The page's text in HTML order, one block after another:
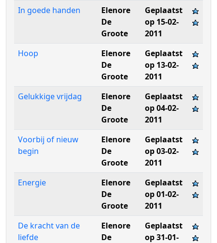
In goede handen
Elenore
De
Groote
Geplaatst
op 15-02-
2011
Hoop
Elenore
De
Groote
Geplaatst
op 13-02-
2011
Gelukkige vrijdag
Elenore
De
Groote
Geplaatst
op 04-02-
2011
Voorbij of nieuw
begin
Elenore
De
Groote
Geplaatst
op 03-02-
2011
Energie
Elenore
De
Groote
Geplaatst
op 01-02-
2011
De kracht van de
liefde
Elenore
De
Geplaatst
op 31-01-